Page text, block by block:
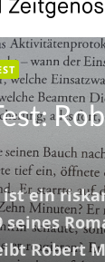
ist ein
Robert